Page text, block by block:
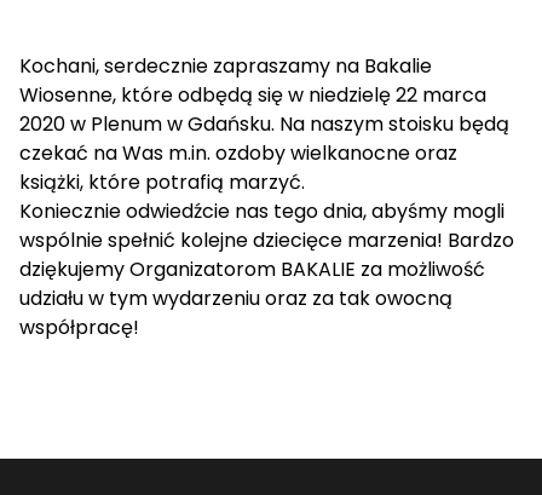
Kochani, serdecznie zapraszamy na Bakalie
Wiosenne, które odbędą się w niedzielę 22 marca
2020 w Plenum w Gdańsku. Na naszym stoisku będą
czekać na Was m.in. ozdoby wielkanocne oraz
książki, które potrafią marzyć.
Koniecznie odwiedźcie nas tego dnia, abyśmy mogli
wspólnie spełnić kolejne dziecięce marzenia! Bardzo
dziękujemy Organizatorom BAKALIE za możliwość
udziału w tym wydarzeniu oraz za tak owocną
współpracę!